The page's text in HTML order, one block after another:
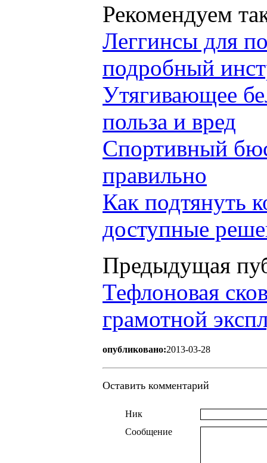
Рекомендуем
Леггинсы для
подробный
Утягивающее
польза и вред
Спортивный
правильно
Как подтянуть
доступные
Предыдущая
Тефлоновая
грамотной
опубликовано:2013-03-28
Оставить комментарий
Ник
Сообщение